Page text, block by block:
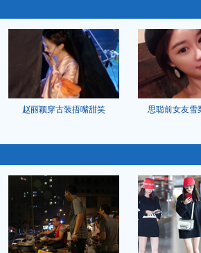
赵丽颖穿古装捂嘴甜笑 思聪前女友雪